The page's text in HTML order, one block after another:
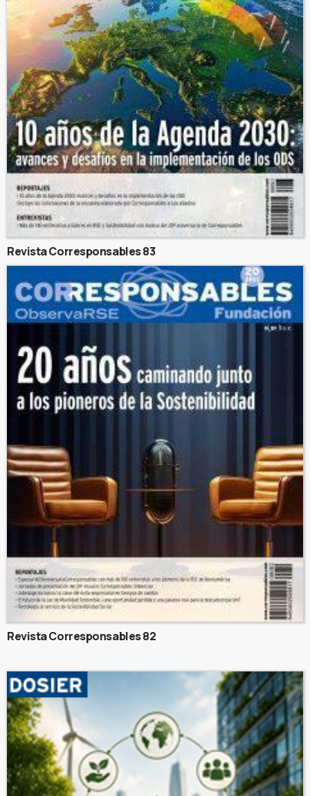
Revista Corresponsables 83
Revista Corresponsables 82